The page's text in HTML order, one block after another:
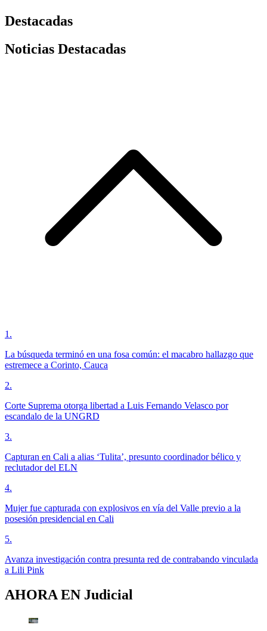
Destacadas
Noticias Destacadas
1 .
La búsqueda terminó en una fosa común: el macabro hallazgo que
estremece a Corinto, Cauca
2.
Corte Suprema otorga libertad a Luis Fernando Velasco por
escandalo de la UNGRD
3.
Capturan en Cali a alias ‘Tulita’, presunto coordinador bélico y
reclutador del ELN
4.
Mujer fue capturada con explosivos en vía del Valle previo a la
posesión presidencial en Cali
5.
Avanza investigación contra presunta red de contrabando vinculada
a Lili Pink
AHORA EN Judicial